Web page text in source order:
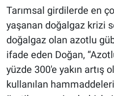
Tarımsal girdilerde en
yaşanan doğalgaz krizi
doğalgaz olan azotlu
ifade eden Doğan,
yüzde 300'e yakın artış
kullanılan